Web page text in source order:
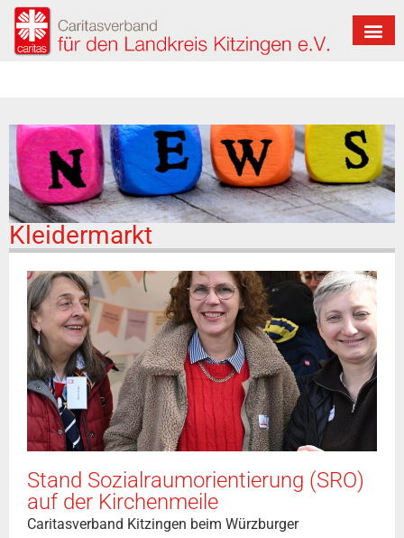
Kleidermarkt
Stand Sozialraumorientierung (SRO)
auf der Kirchenmeile
Caritasverband Kitzingen beim Würzburger